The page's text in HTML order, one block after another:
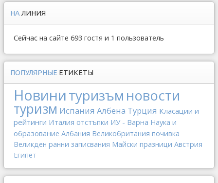
НА ЛИНИЯ
Сейчас на сайте 693 гостя и 1 пользователь
ПОПУЛЯРНЫЕ ЕТИКЕТЫ
Новинитуризъм новости
туризм Испания Албена Турция Класации и
рейтинги Италия отстъпки ИУ - Варна Наука и
образование Албания Великобритания почивка
Великден ранни записвания Майски празници Австрия
Египет